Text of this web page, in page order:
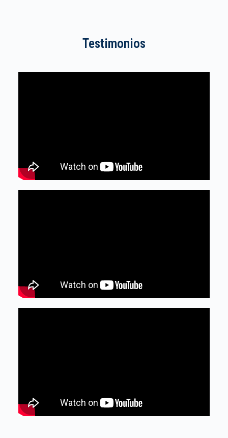
Testimonios